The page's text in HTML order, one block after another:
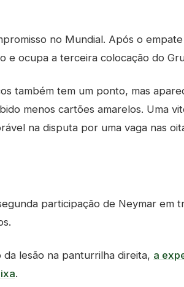
no Mundial. Após o
e ocupa a terceira colocação do
também tem um ponto, mas
menos cartões amarelos. Uma
na disputa por uma vaga nas
participação de Neymar em
lesão na panturrilha direita, a
.